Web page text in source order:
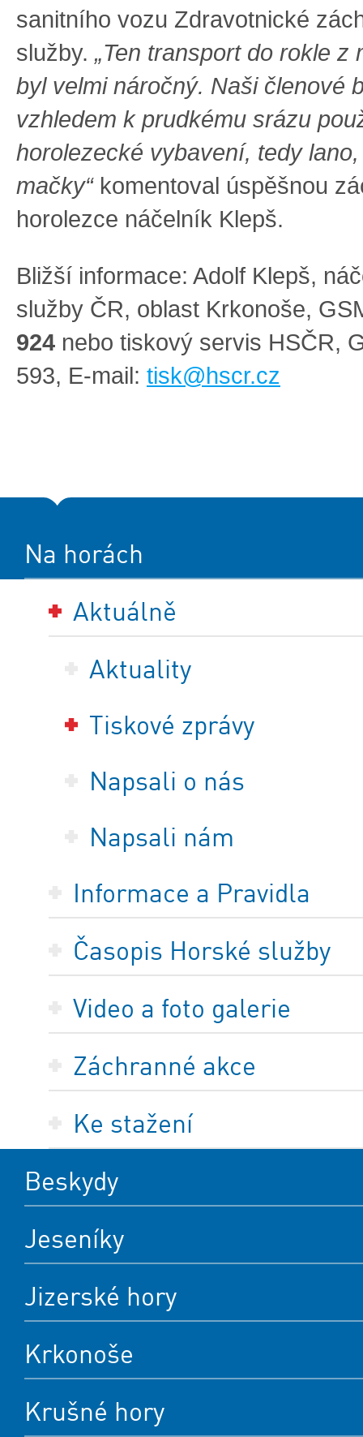
sanitního vozu Zdravotnické
služby. „Ten transport do rokle z
byl velmi náročný. Naši členové
vzhledem k prudkému srázu
horolezecké vybavení, tedy
mačky“komentoval úspěšnou
horolezce náčelník Klepš.
Bližší informace: Adolf Klepš,
služby ČR, oblast Krkonoše,
924 nebo tiskový servis HSČR,
593, E-mail: tisk@hscr.cz
Na horách
Aktuálně
Aktuality
Tiskové zprávy
Napsali o nás
Napsali nám
Informace a Pravidla
Časopis Horské služby
Video a foto galerie
Záchranné akce
Ke stažení
Beskydy
Jeseníky
Jizerské hory
Krkonoše
Krušné hory